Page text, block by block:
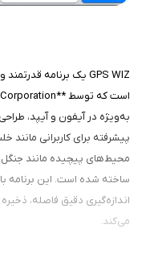
به‌ویژه در آیفون و آیپد،
پیشرفته برای کاربرانی مانند
محیط‌های پیچیده مانند جنگل
اندازه‌گیری دقیق فاصله،
می‌کند.